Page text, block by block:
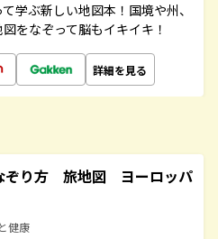
学ぶ新しい地図本！国境や州、
をなぞって脳もイキイキ！
詳細を見る
ぞり方 旅地図 ヨーロッパ
健康